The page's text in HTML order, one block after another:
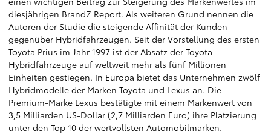
diesjährigen BrandZ Report. Als weiteren Grund nennen die
Autoren der Studie die steigende Affinität der Kunden
gegenüber Hybridfahrzeugen. Seit der Vorstellung des ersten
Toyota Prius im Jahr 1997 ist der Absatz der Toyota
Hybridfahrzeuge auf weltweit mehr als fünf Millionen
Einheiten gestiegen. In Europa bietet das Unternehmen zwölf
Hybridmodelle der Marken Toyota und Lexus an. Die
Premium-Marke Lexus bestätigte mit einem Markenwert von
3,5 Milliarden US-Dollar (2,7 Milliarden Euro) ihre Platzierung
unter den Top 10 der wertvollsten Automobilmarken.